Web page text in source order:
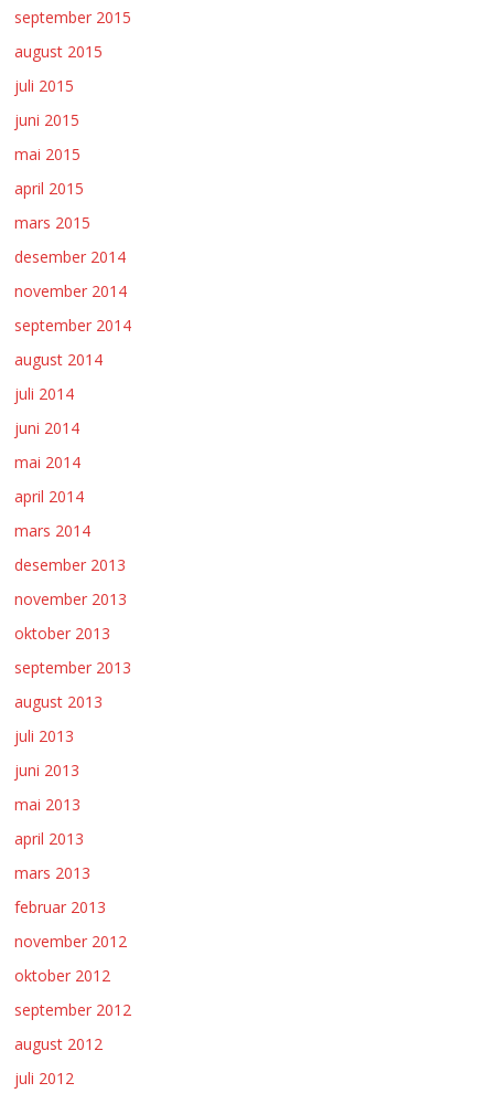
september 2015
august 2015
juli 2015
juni 2015
mai 2015
april 2015
mars 2015
desember 2014
november 2014
september 2014
august 2014
juli 2014
juni 2014
mai 2014
april 2014
mars 2014
desember 2013
november 2013
oktober 2013
september 2013
august 2013
juli 2013
juni 2013
mai 2013
april 2013
mars 2013
februar 2013
november 2012
oktober 2012
september 2012
august 2012
juli 2012